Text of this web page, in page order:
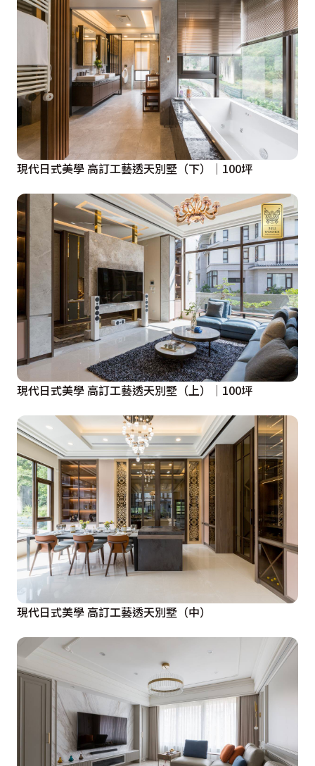
現代日式美學 高訂工藝透天別墅（下）│100坪
現代日式美學 高訂工藝透天別墅（上）│100坪
現代日式美學 高訂工藝透天別墅（中）